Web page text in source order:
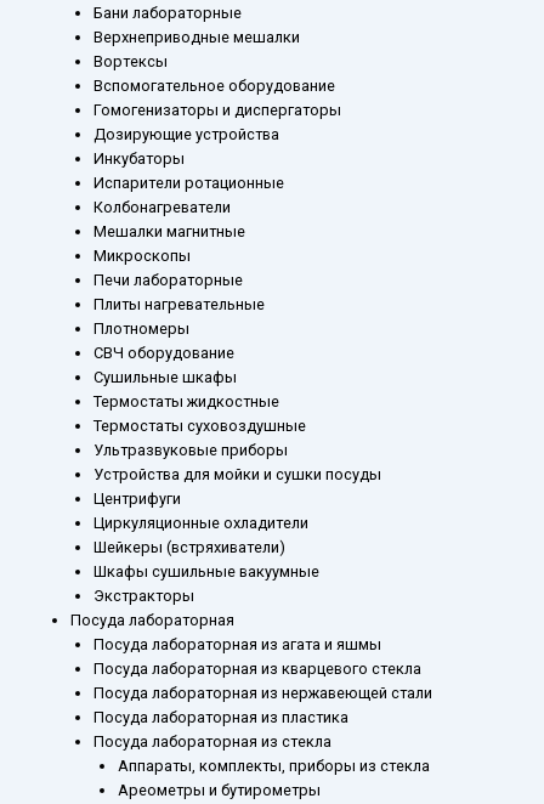
Бани лабораторные
Верхнеприводные мешалки
Вортексы
Вспомогательное оборудование
Гомогенизаторы и диспергаторы
Дозирующие устройства
Инкубаторы
Испарители ротационные
Колбонагреватели
Мешалки магнитные
Микроскопы
Печи лабораторные
Плиты нагревательные
Плотномеры
СВЧ оборудование
Сушильные шкафы
Термостаты жидкостные
Термостаты суховоздушные
Ультразвуковые приборы
Устройства для мойки и сушки посуды
Центрифуги
Циркуляционные охладители
Шейкеры (встряхиватели)
Шкафы сушильные вакуумные
Экстракторы
Посуда лабораторная
Посуда лабораторная из агата и яшмы
Посуда лабораторная из кварцевого стекла
Посуда лабораторная из нержавеющей стали
Посуда лабораторная из пластика
Посуда лабораторная из стекла
Аппараты, комплекты, приборы из стекла
Ареометры и бутирометры